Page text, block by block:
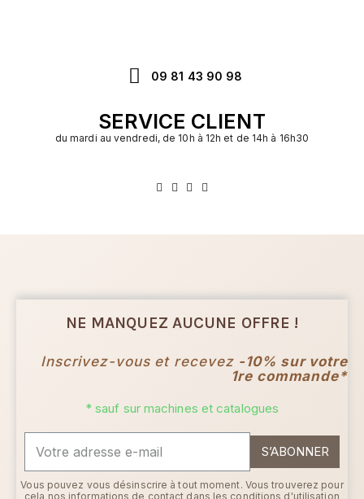
09 81 43 90 98
SERVICE CLIENT
du mardi au vendredi, de 10h à 12h et de 14h à 16h30
NE MANQUEZ AUCUNE OFFRE !
Inscrivez-vous et recevez -10% sur votre
1re commande*
* sauf sur machines et catalogues
S’ABONNER
Vous pouvez vous désinscrire à tout moment. Vous trouverez pour
cela nos informations de contact dans les conditions d'utilisation